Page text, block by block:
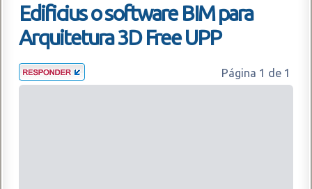
Edificius o software BIM para
Arquitetura 3D Free UPP
Página 1 de 1